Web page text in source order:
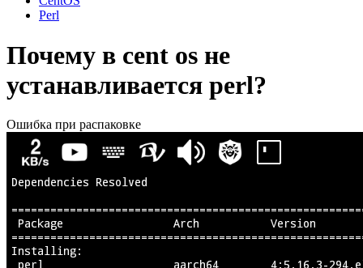
Perl
Почему в cent os не
устанавливается perl?
Ошибка при распаковке